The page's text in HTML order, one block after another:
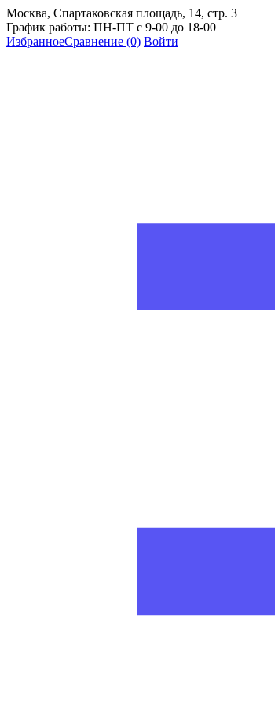
Москва, Спартаковская площадь, 14, стр. 3
График работы: ПН-ПТ с 9-00 до 18-00
ИзбранноеСравнение (0) Войти